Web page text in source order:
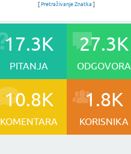
[ Pretraživanje Znatka ]
17.3K
PITANJA
27.3K
ODGOVORA
10.8K
KOMENTARA
1.8K
KORISNIKA